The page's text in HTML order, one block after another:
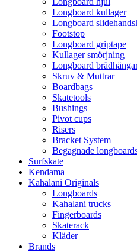
Longboard kullager
Longboard
Footstop
Longboard griptape
Kullager smörjning
Longboard
Skruv & Muttrar
Boardbags
Skatetools
Bushings
Pivot cups
Risers
Bracket System
Begagnade
Surfskate
Kendama
Kahalani Originals
Longboards
Kahalani trucks
Fingerboards
Skaterack
Kläder
Brands